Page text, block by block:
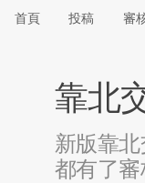
首頁 投稿 審
靠北
新版靠
都有了